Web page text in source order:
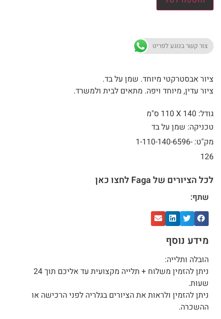
צור קשר בנוגע לפריט
ציור אבסטרקטי מיוחד. שמן על בד.
ציור עדין, מיוחד ויפה. מתאים לבית ולמשרד.
גודל: 140 X
110 ס"מ
טכניקה: שמן על בד
מק"ט: 1-110-140-6596-
126
לכל הציורים של Faga לחצו כאן
שתף:
מידע נוסף
הובלה ותלייה:
ניתן להזמין משלוח + תלייה מקצועית עד אליכם תוך 24
שעות.
ניתן להזמין ולראות את הציורים בגלריה לפני הרכישה או
ההשכרה.